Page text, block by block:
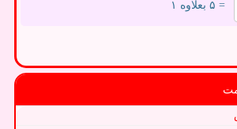
= ۵ بعلاوه ۱